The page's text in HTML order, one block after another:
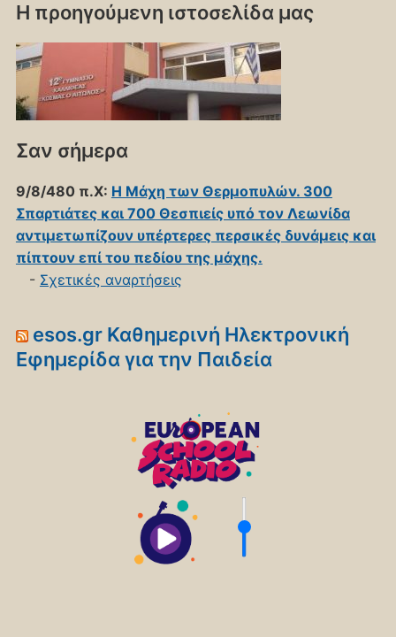
Η προηγούμενη ιστοσελίδα μας
Σαν σήμερα
9/8/480 π.Χ: Η Μάχη των Θερμοπυλών. 300
Σπαρτιάτες και 700 Θεσπιείς υπό τον Λεωνίδα
αντιμετωπίζουν υπέρτερες περσικές δυνάμεις και
πίπτουν επί του πεδίου της μάχης.
- Σχετικές αναρτήσεις
esos.gr Καθημερινή Ηλεκτρονική
Εφημερίδα για την Παιδεία